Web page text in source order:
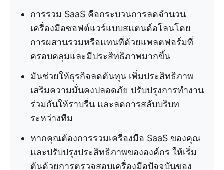
การรวม SaaS คือกระบวนการลดจำนวน
เครื่องมือซอฟต์แวร์แบบสแตนด์อโลนโดย
การผสานรวมหรือแทนที่ด้วยแพลตฟอร์มที่
ครอบคลุมและมีประสิทธิภาพมากขึ้น
มันช่วยให้ธุรกิจลดต้นทุน เพิ่มประสิทธิภาพ
เสริมความมั่นคงปลอดภัย ปรับปรุงการทำงาน
ร่วมกันให้ราบรื่น และลดการสลับบริบท
ระหว่างทีม
หากคุณต้องการรวมเครื่องมือ SaaS ของคุณ
และปรับปรุงประสิทธิภาพขององค์กร ให้เริ่ม
ต้นด้วยการตรวจสอบเครื่องมือปัจจุบันของ